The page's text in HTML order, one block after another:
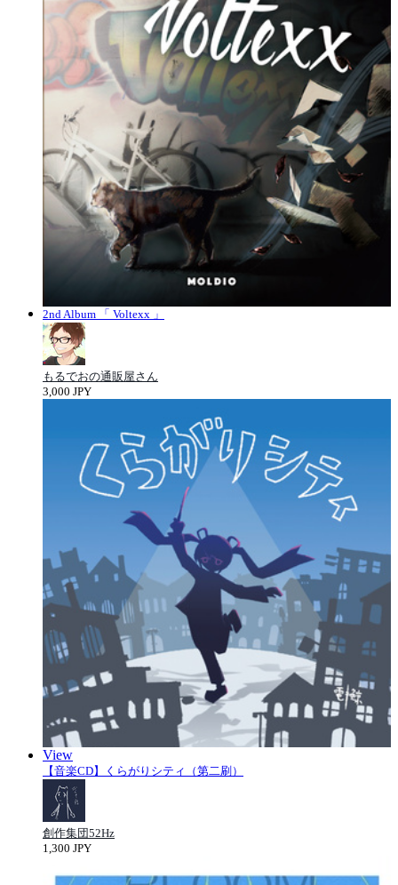
2nd Album 「 Voltexx 」
もるでおの通販屋さん
3,000 JPY
View
【音楽CD】くらがりシティ（第二刷）
創作集団52Hz
1,300 JPY